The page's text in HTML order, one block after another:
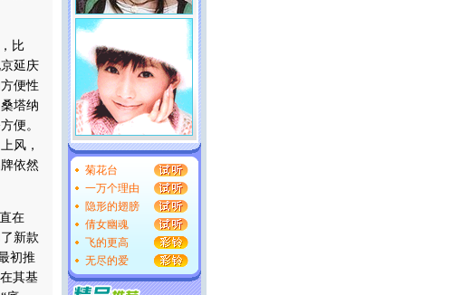
比
延庆
便性
塔纳
便。
风，
依然
在
新款
初推
其基
菊花台
一万个理由
隐形的翅膀
倩女幽魂
飞的更高
无尽的爱